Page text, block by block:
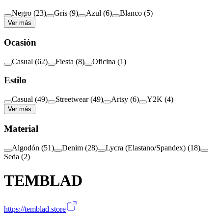
Negro (23) Gris (9) Azul (6) Blanco (5)
Ver más
Ocasión
Casual (62) Fiesta (8) Oficina (1)
Estilo
Casual (49) Streetwear (49) Artsy (6) Y2K (4)
Ver más
Material
Algodón (51) Denim (28) Lycra (Elastano/Spandex) (18)
Seda (2)
TEMBLAD
https://temblad.store